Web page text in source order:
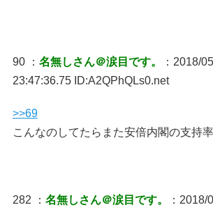
90 ： 名無しさん＠涙目です。
：2018/
23:47:36.75 ID:A2QPhQLs0.net
>>69
こんなのしてたらまた安倍内閣の支持
282 ： 名無しさん＠涙目です。
：2018/